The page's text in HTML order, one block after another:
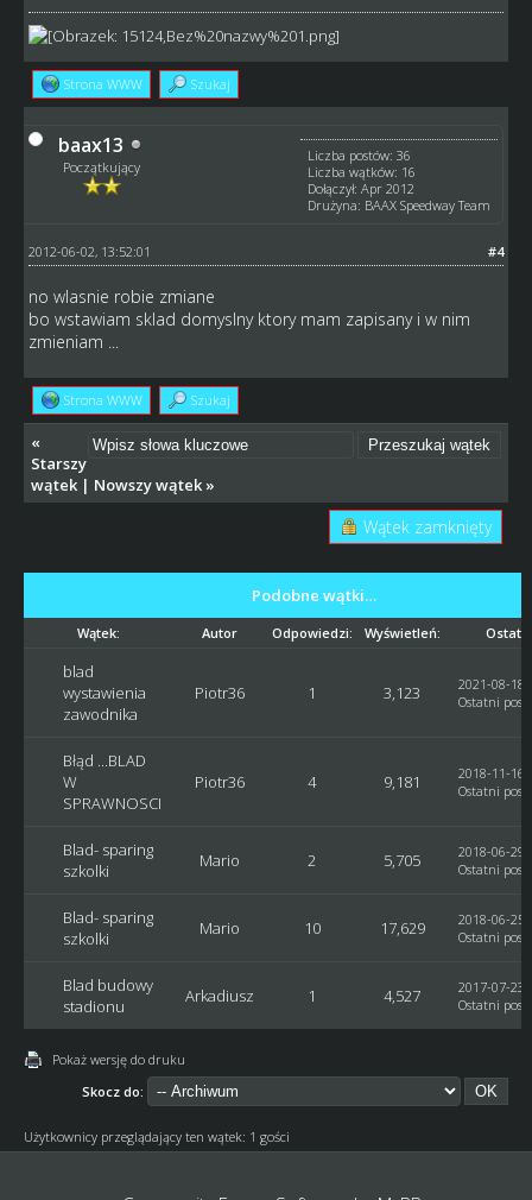
Strona WWW Szukaj
baax13
Początkujący
Liczba postów: 36
Liczba wątków: 16
Dołączył: Apr 2012
Drużyna: BAAX Speedway Team
#4
2012-06-02, 13:52:01
no wlasnie robie zmiane
bo wstawiam sklad domyslny ktory mam zapisany i w nim
zmieniam ...
Strona WWW Szukaj
«
Starszy
wątek| Nowszy wątek»
Wątek zamknięty
Podobne wątki…
Wątek: Autor Odpowiedzi: Wyświetleń:
blad
wystawienia
zawodnika
Piotr36 1 3,123
2021-08-18,
Ostatni post
Błąd ...BLAD
W
SPRAWNOSCI
Piotr36 4 9,181
2018-11-16,
Ostatni post
Blad- sparing
szkolki
Mario 2 5,705
2018-06-29,
Ostatni post
Blad- sparing
szkolki
Mario 10 17,629
2018-06-25,
Ostatni post
Blad budowy
stadionu
Arkadiusz 1 4,527
2017-07-23,
Ostatni post
Pokaż wersję do druku
Skocz do:
Użytkownicy przeglądający ten wątek: 1 gości